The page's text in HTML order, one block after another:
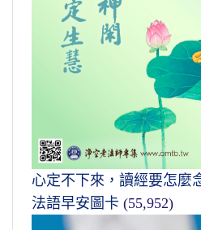
心定不下來，讀經要怎麼
法語早安圖卡 (55,952)